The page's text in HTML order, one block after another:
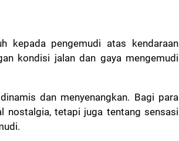
kepada pengemudi atas kendaraan
kondisi jalan dan gaya mengemudi
dan menyenangkan. Bagi para
nostalgia, tetapi juga tentang sensasi